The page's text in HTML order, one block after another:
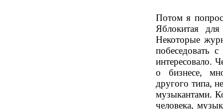
Потом я
Яблокитая
Некоторые
побеседовать
интересовало.
о бизнесе,
другого типа,
музыкантами.
человека,